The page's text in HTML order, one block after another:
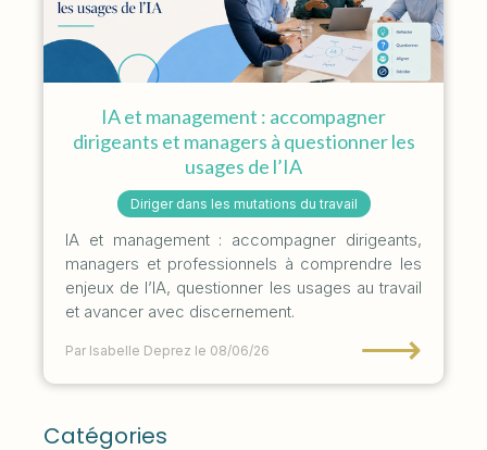
IA et management : accompagner
dirigeants et managers à questionner les
usages de l’IA
Diriger dans les mutations du travail
IA et management : accompagner dirigeants,
managers et professionnels à comprendre les
enjeux de l’IA, questionner les usages au travail
et avancer avec discernement.
Par Isabelle Deprez le 08/06/26 ⟶
Catégories